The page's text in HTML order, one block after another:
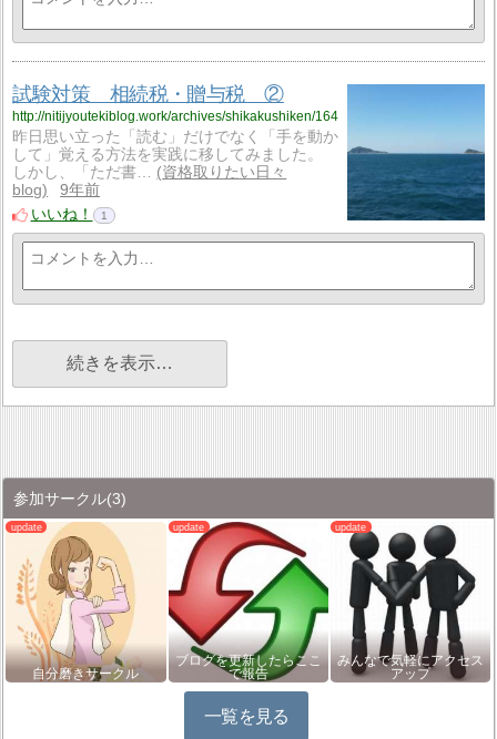
試験対策 相続税・贈与税 ②
http://nitijyoutekiblog.work/archives/shikakushiken/164
昨日思い立った「読む」だけでなく「手を動か
して」覚える方法を実践に移してみました。
しかし、「ただ書…
資格取りたい日々
blog
9年前
いいね！
1
続きを表示…
参加サークル(3)
自分磨きサークル
ブログを更新したらここ
で報告
みんなで気軽にアクセス
アップ
一覧を見る